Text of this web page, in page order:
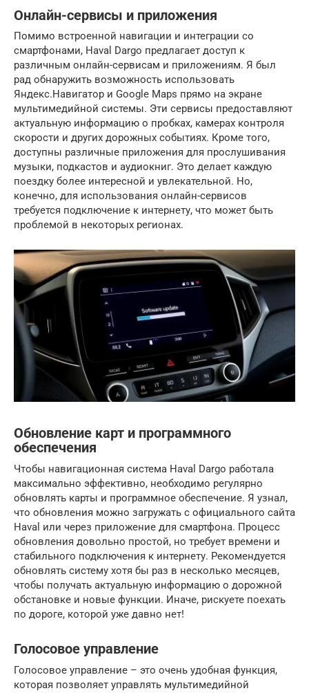
Онлайн-сервисы и приложения
Помимо встроенной навигации и интеграции со
смартфонами, Haval Dargo предлагает доступ к
различным онлайн-сервисам и приложениям. Я был
рад обнаружить возможность использовать
Яндекс.Навигатор и Google Maps прямо на экране
мультимедийной системы. Эти сервисы предоставляют
актуальную информацию о пробках, камерах контроля
скорости и других дорожных событиях. Кроме того,
доступны различные приложения для прослушивания
музыки, подкастов и аудиокниг. Это делает каждую
поездку более интересной и увлекательной. Но,
конечно, для использования онлайн-сервисов
требуется подключение к интернету, что может быть
проблемой в некоторых регионах.
Обновление карт и программного
обеспечения
Чтобы навигационная система Haval Dargo работала
максимально эффективно, необходимо регулярно
обновлять карты и программное обеспечение. Я узнал,
что обновления можно загружать с официального сайта
Haval или через приложение для смартфона. Процесс
обновления довольно простой, но требует времени и
стабильного подключения к интернету. Рекомендуется
обновлять систему хотя бы раз в несколько месяцев,
чтобы получать актуальную информацию о дорожной
обстановке и новые функции. Иначе, рискуете поехать
по дороге, которой уже давно нет!
Голосовое управление
Голосовое управление – это очень удобная функция,
которая позволяет управлять мультимедийной